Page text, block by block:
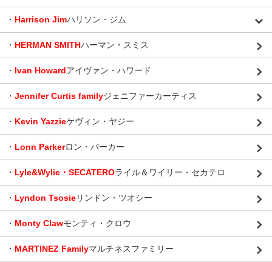
・ Harrison Jimハリソン・ジム
・ HERMAN SMITHハーマン・スミス
・ Ivan Howardアイヴァン・ハワード
・ Jennifer Curtis familyジェニファーカーティス
・ Kevin Yazzieケヴィン・ヤジー
・ Lonn Parkerロン・パーカー
・ Lyle&Wylie・SECATEROライル＆ワイリー・セカテロ
・ Lyndon Tsosieリンドン・ツオシー
・ Monty Clawモンティ・クロウ
・ MARTINEZ Familyマルチネスファミリー